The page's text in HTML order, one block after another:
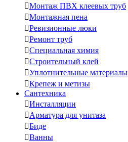
Монтаж ПВХ клеевых труб
Монтажная пена
Ревизионные люки
Ремонт труб
Специальная химия
Строительный клей
Уплотнительные материалы
Крепеж и метизы
Сантехника
Инсталляции
Арматура для унитаза
Биде
Ванны